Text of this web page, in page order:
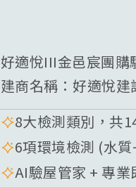
好適悅III金邑宸團購
建商名稱： 好適悅建
8大檢測類別，共
6項環境檢測 (水
AI驗屋管家 + 專